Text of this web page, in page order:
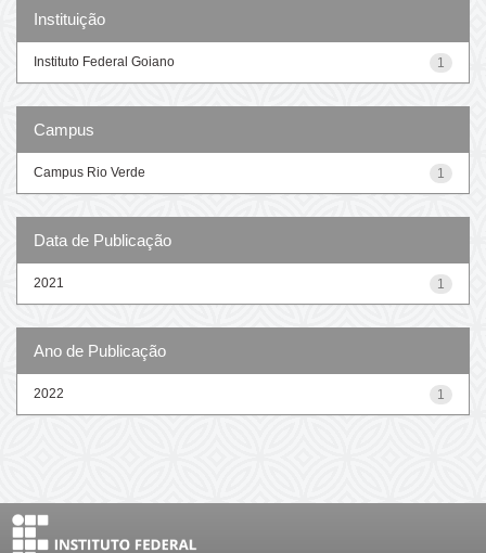
Instituição
1
Instituto Federal Goiano
Campus
1
Campus Rio Verde
Data de Publicação
1
2021
Ano de Publicação
1
2022